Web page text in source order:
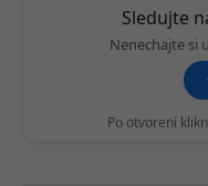
Sledujte
Nenechajte si
Po otvorení